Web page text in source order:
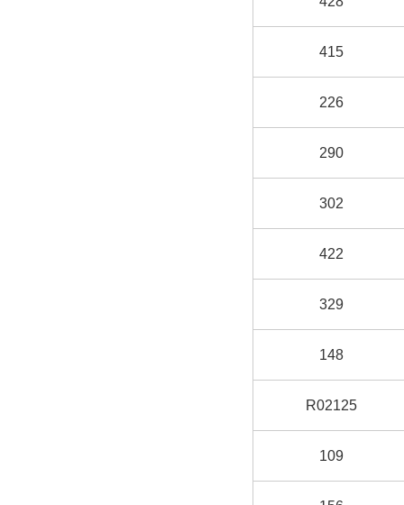
415
226
290
302
422
329
148
R02125
109